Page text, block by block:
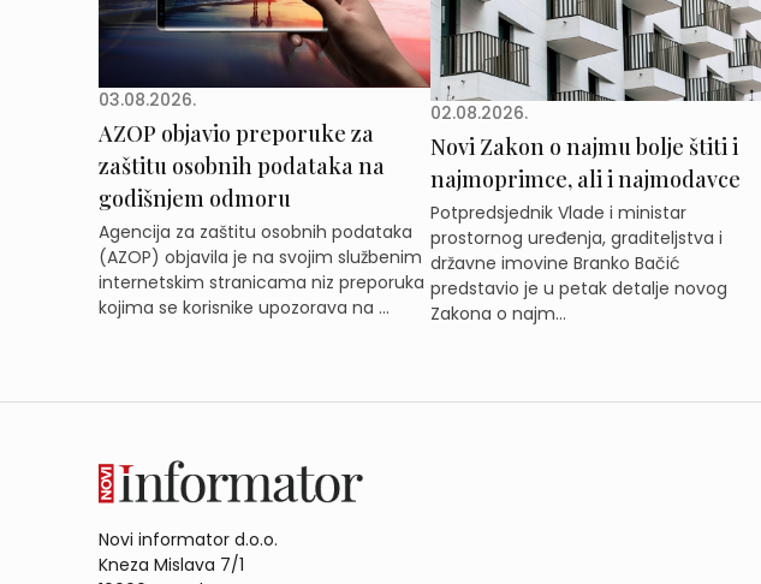
03.08.2026.
AZOP objavio preporuke za
zaštitu osobnih podataka na
godišnjem odmoru
Agencija za zaštitu osobnih podataka
(AZOP) objavila je na svojim službenim
internetskim stranicama niz preporuka
kojima se korisnike upozorava na ...
02.08.2026.
Novi Zakon o najmu bolje štiti i
najmoprimce, ali i najmodavce
Potpredsjednik Vlade i ministar
prostornog uređenja, graditeljstva i
državne imovine Branko Bačić
predstavio je u petak detalje novog
Zakona o najm...
Novi informator d.o.o.
Kneza Mislava 7/1